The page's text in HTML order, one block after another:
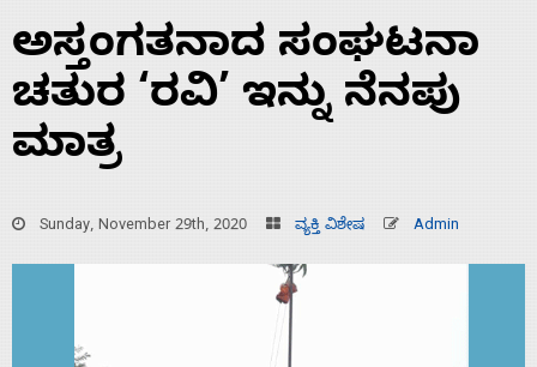
ಅಸ್ತಂಗತನಾದ ಸಂಘಟನಾ
ಚತುರ ‘ರವಿ’ ಇನ್ನು ನೆನಪು
ಮಾತ್ರ
Sunday, November 29th, 2020 ವ್ಯಕ್ತಿ ವಿಶೇಷ Admin